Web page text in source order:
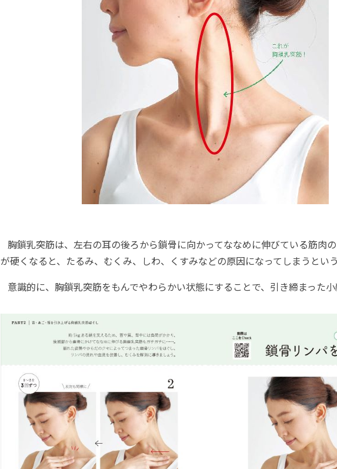
胸鎖乳突筋は、左右の耳の後ろから鎖骨に向かってななめに伸びている筋肉
が硬くなると、たるみ、むくみ、しわ、くすみなどの原因になってしまうという
意識的に、胸鎖乳突筋をもんでやわらかい状態にすることで、引き締まった小